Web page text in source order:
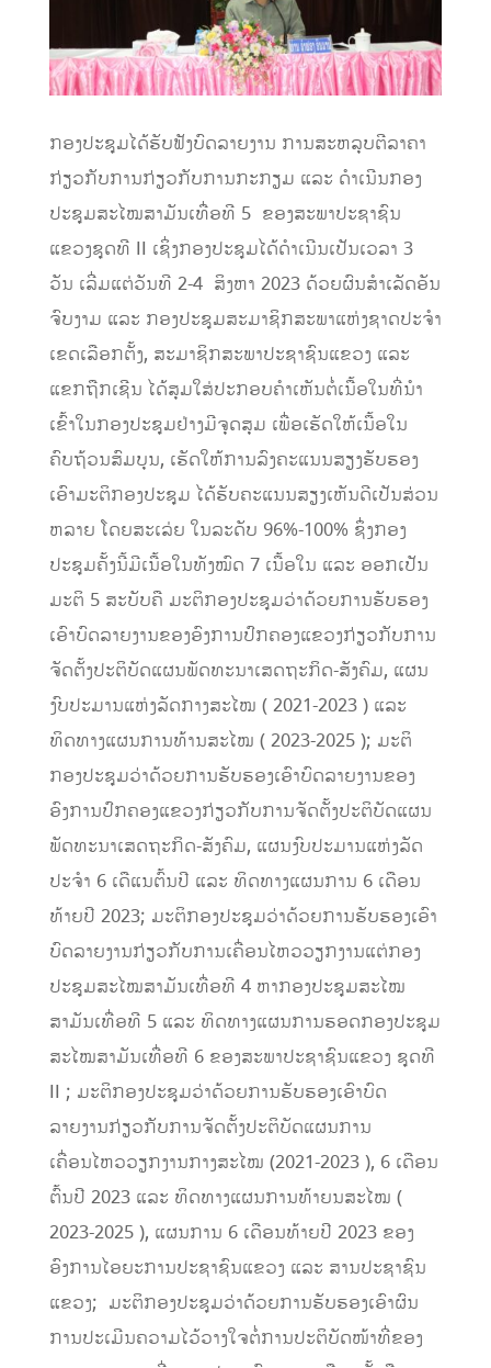
ກອງປະຊຸມໄດ້ຮັບຟັງບົດລາຍງານ ການສະຫລຸບຕີລາຄາ
ກ່ຽວກັບການກ່ຽວກັບການກະກຽມ ແລະ ດຳເນີນກອງ
ປະຊຸມສະໄໝສາມັນເທື່ອທີ 5 ຂອງສະພາປະຊາຊົນ
ແຂວງຊຸດທີ II ເຊິ່ງກອງປະຊຸມໄດ້ດຳເນີນເປັນເວລາ 3
ວັນ ເລີ່ມແຕ່ວັນທີ 2-4 ສິງຫາ 2023 ດ້ວຍຜົນສຳເລັດອັນ
ຈົບງາມ ແລະ ກອງປະຊຸມສະມາຊິກສະພາແຫ່ງຊາດປະຈຳ
ເຂດເລືອກຕັ້ງ, ສະມາຊິກສະພາປະຊາຊົນແຂວງ ແລະ
ແຂກຖືກເຊີນ ໄດ້ສຸມໃສ່ປະກອບຄໍາເຫັນຕໍ່ເນື້ອໃນທີ່ນໍາ
ເຂົ້າໃນກອງປະຊຸມຢ່າງມີຈຸດສຸມ ເພື່ອເຮັດໃຫ້ເນື້ອໃນ
ຄົບຖ້ວນສົມບຸນ, ເຮັດໃຫ້ການລົງຄະແນນສຽງຮັບຮອງ
ເອົາມະຕິກອງປະຊຸມ ໄດ້ຮັບຄະແນນສຽງເຫັນດີເປັນສ່ວນ
ຫລາຍ ໂດຍສະເລ່ຍ ໃນລະດັບ 96%-100% ຊຶ່ງກອງ
ປະຊຸມຄັ້ງນີ້ມີເນື້ອໃນທັງໝົດ 7 ເນື້ອໃນ ແລະ ອອກເປັນ
ມະຕິ 5 ສະບັບຄື ມະຕິກອງປະຊຸມວ່າດ້ວຍການຮັບຮອງ
ເອົາບົດລາຍງານຂອງອົງການປົກຄອງແຂວງກ່ຽວກັບການ
ຈັດຕັ້ງປະຕິບັດແຜນພັດທະນາເສດຖະກິດ-ສັງຄົມ, ແຜນ
ງົບປະມານແຫ່ງລັດກາງສະໄໝ ( 2021-2023 ) ແລະ
ທິດທາງແຜນການທ້ານສະໄໝ ( 2023-2025 ); ມະຕິ
ກອງປະຊຸມວ່າດ້ວຍການຮັບຮອງເອົາບົດລາຍງານຂອງ
ອົງການປົກຄອງແຂວງກ່ຽວກັບການຈັດຕັ້ງປະຕິບັດແຜນ
ພັດທະນາເສດຖະກິດ-ສັງຄົມ, ແຜນງົບປະມານແຫ່ງລັດ
ປະຈຳ 6 ເດືແນຕົ້ນປີ ແລະ ທິດທາງແຜນການ 6 ເດືອນ
ທ້າຍປີ 2023; ມະຕິກອງປະຊຸມວ່າດ້ວຍການຮັບຮອງເອົາ
ບົດລາຍງານກ່ຽວກັບການເຄື່ອນໄຫວວຽກງານແຕ່ກອງ
ປະຊຸມສະໄໝສາມັນເທື່ອທີ 4 ຫາກອງປະຊຸມສະໄໝ
ສາມັນເທື່ອທີ 5 ແລະ ທິດທາງແຜນການຮອດກອງປະຊຸມ
ສະໄໝສາມັນເທື່ອທີ 6 ຂອງສະພາປະຊາຊົນແຂວງ ຊຸດທີ
II ; ມະຕິກອງປະຊຸມວ່າດ້ວຍການຮັບຮອງເອົາບົດ
ລາຍງານກ່ຽວກັບການຈັດຕັ້ງປະຕິບັດແຜນການ
ເຄື່ອນໄຫວວຽກງານກາງສະໄໝ (2021-2023 ), 6 ເດືອນ
ຕົ້ນປີ 2023 ແລະ ທິດທາງແຜນການທ້າຍນສະໄໝ (
2023-2025 ), ແຜນການ 6 ເດືອນທ້າຍປີ 2023 ຂອງ
ອົງການໄອຍະການປະຊາຊົນແຂວງ ແລະ ສານປະຊາຊົນ
ແຂວງ; ມະຕິກອງປະຊຸມວ່າດ້ວຍການຮັບຮອງເອົາຜົນ
ການປະເມີນຄວາມໄວ້ວາງໃຈຕໍ່ການປະຕິບັດໜ້າທີ່ຂອງ